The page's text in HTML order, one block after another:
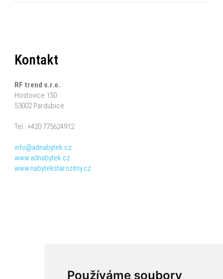
Používáme soubory
Kontakt
RF trend s.r.o.
Hostovice 150
53002 Pardubice
Tel.: +420 775624912
info@adnabytek.cz
www.adnabytek.cz
www.nabytekstarozitny.cz